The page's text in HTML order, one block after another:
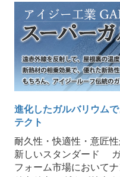
進化したガルバリウム
テクト
耐久性・快適性・意匠
新しいスタンダード ガ
フォーム市場において